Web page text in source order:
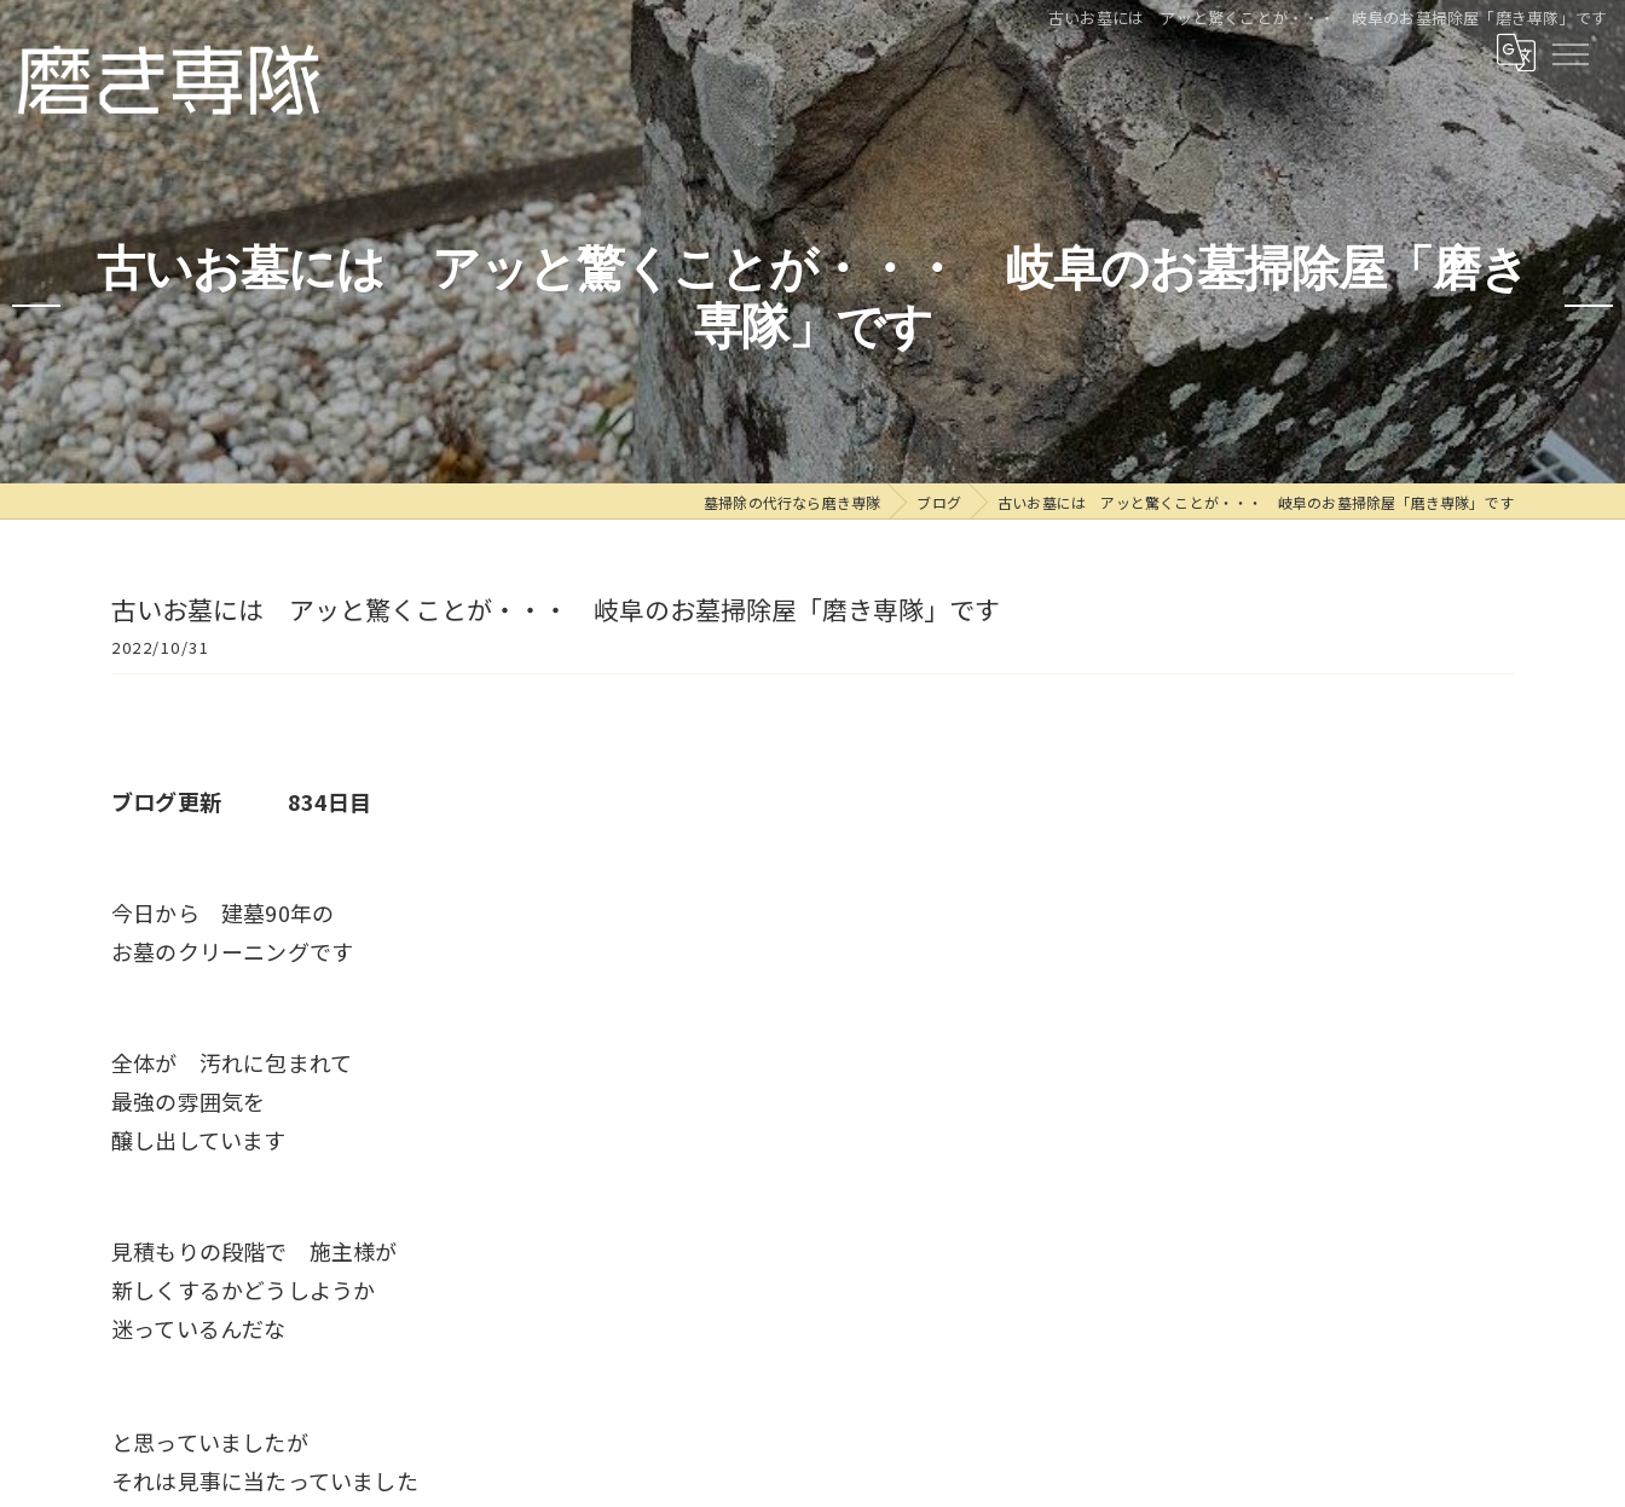
古いお墓には アッと驚くことが・・・ 岐阜のお墓掃除屋「磨き専隊」です
古いお墓には アッと驚くことが・・・ 岐阜のお墓掃除屋「磨き
専隊」です
墓掃除の代行なら磨き専隊 ブログ 古いお墓には アッと驚くことが・・・ 岐阜のお墓掃除屋「磨き専隊」です
古いお墓には アッと驚くことが・・・ 岐阜のお墓掃除屋「磨き専隊」です
2022/10/31
ブログ更新 834日目
今日から 建墓90年の
お墓のクリーニングです
全体が 汚れに包まれて
最強の雰囲気を
醸し出しています
見積もりの段階で 施主様が
新しくするかどうしようか
迷っているんだな
と思っていましたが
それは見事に当たっていました